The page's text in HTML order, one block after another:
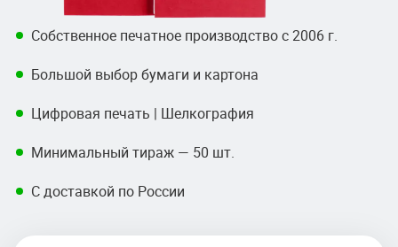
Собственное печатное производство с 2006 г.
Большой выбор бумаги и картона
Цифровая печать | Шелкография
Минимальный тираж — 50 шт.
С доставкой по России